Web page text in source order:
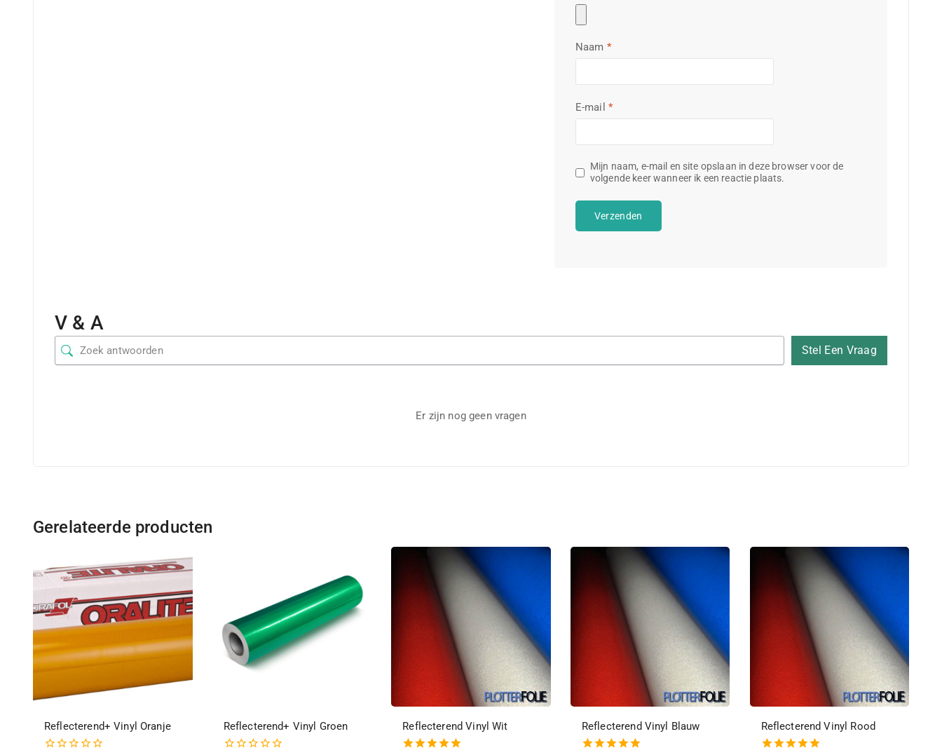
Naam *
E-mail *
Mijn naam, e-mail en site opslaan in deze browser voor de
volgende keer wanneer ik een reactie plaats.
V & A
Stel Een Vraag
Er zijn nog geen vragen
Gerelateerde producten
Reflecterend+ Vinyl Oranje Reflecterend+ Vinyl Groen Reflecterend Vinyl Wit Reflecterend Vinyl Blauw Reflecterend Vinyl Rood